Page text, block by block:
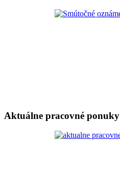
Aktuálne pracovné ponuky